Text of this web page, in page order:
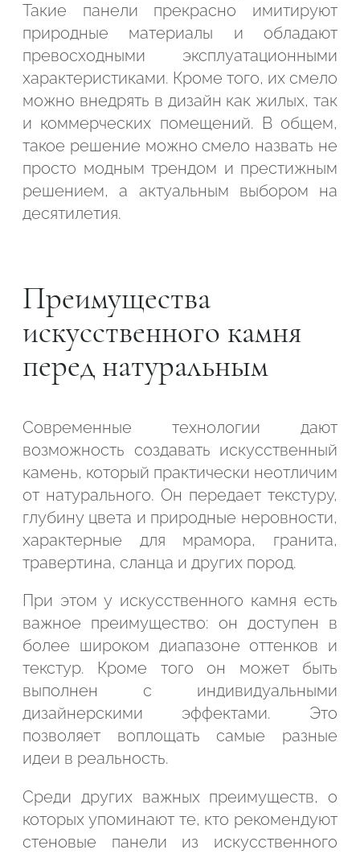
Такие панели прекрасно имитируют
природные материалы и обладают
превосходными эксплуатационными
характеристиками. Кроме того, их смело
можно внедрять в дизайн как жилых, так
и коммерческих помещений. В общем,
такое решение можно смело назвать не
просто модным трендом и престижным
решением, а актуальным выбором на
десятилетия.
Преимущества
искусственного камня
перед натуральным
Современные технологии дают
возможность создавать искусственный
камень, который практически неотличим
от натурального. Он передает текстуру,
глубину цвета и природные неровности,
характерные для мрамора, гранита,
травертина, сланца и других пород.
При этом у искусственного камня есть
важное преимущество: он доступен в
более широком диапазоне оттенков и
текстур. Кроме того он может быть
выполнен с индивидуальными
дизайнерскими эффектами. Это
позволяет воплощать самые разные
идеи в реальность.
Среди других важных преимуществ, о
которых упоминают те, кто рекомендуют
стеновые панели из искусственного
Подтвердите, что вы не робот
ОТПРАВИТЬ ЗАЯВКУ
Подтвердите, что вы не робот
ОТПРАВИТЬ ПРОЕКТ
Подтвердите, что вы не робот